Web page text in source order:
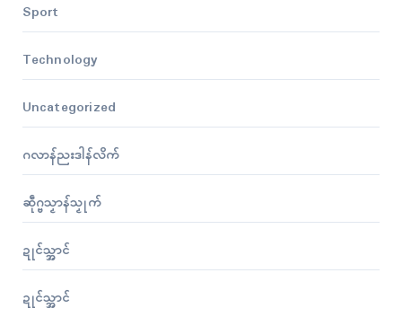
Sport
Technology
Uncategorized
ဂလာန်ညးဒါန်လိက်
ဆဵုဂ္ဗသၟာန်သၟုက်
ဍုၚ်သ္အာၚ်
ဍုၚ်သ္အာၚ်